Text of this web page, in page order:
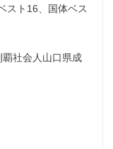
スト16、国体ベス
社会人山口県成